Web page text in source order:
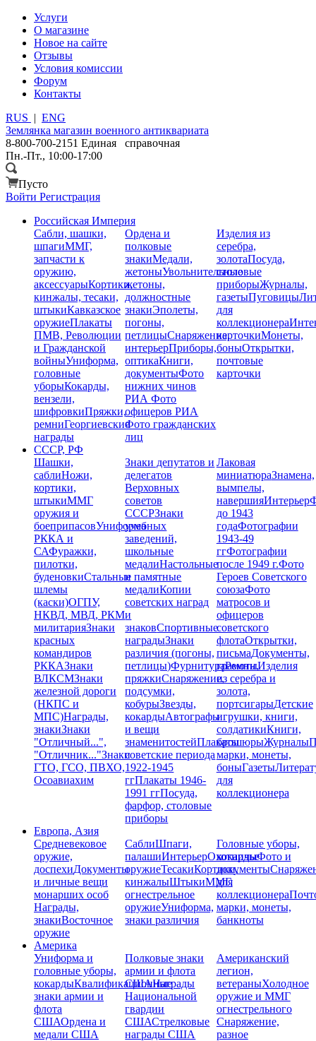
Услуги
О магазине
Новое на сайте
Отзывы
Условия комиссии
Форум
Контакты
RUS | ENG
Землянка магазин военного антиквариата
8-800-700-2151 Единая справочная
Пн.-Пт., 10:00-17:00
Пусто
Войти Регистрация
Российская Империя
Сабли, шашки,
шпагиММГ,
запчасти к
оружию,
аксессуарыКортики,
кинжалы, тесаки,
штыкиКавказское
оружиеПлакаты
ПМВ, Революции
и Гражданской
войныУниформа,
головные
уборыКокарды,
вензели,
шифровкиПряжки,
ремниГеоргиевские
награды
Ордена и
полковые
знакиМедали,
жетоныУвольнительные
жетоны,
должностные
знакиЭполеты,
погоны,
петлицыСнаряжение,
интерьерПриборы,
оптикаКниги,
документыФото
нижних чинов
РИАФото
офицеров РИА
Фото гражданских
лиц
Изделия из
серебра,
золотаПосуда,
столовые
приборыЖурналы,
газетыПуговицы
для
коллекционера
карточкиМонеты,
боныОткрытки,
почтовые
карточки
СССР, РФ
Шашки,
саблиНожи,
кортики,
штыкиММГ
оружия и
боеприпасовУниформа
РККА и
САФуражки,
пилотки,
буденовкиСтальные
шлемы
(каски)ОГПУ,
НКВД, МВД, РКМ
милитарияЗнаки
красных
командиров
РККАЗнаки
ВЛКСМЗнаки
железной дороги
(НКПС и
МПС)Награды,
знакиЗнаки
"Отличный...",
"Отличник..."Знаки
ГТО, ГСО, ПВХО,
Осоавиахим
Знаки депутатов и
делегатов
Верховных
советов
СССРЗнаки
учебных
заведений,
школьные
медалиНастольные
и памятные
медалиКопии
советских наград
и
знаковСпортивные
наградыЗнаки
различия (погоны,
петлицы)ФурнитураРемни,
пряжкиСнаряжение,
подсумки,
кобурыЗвезды,
кокардыАвтографы
и вещи
знаменитостейПлакаты
советские периода
1922-1945
ггПлакаты 1946-
1991 ггПосуда,
фарфор, столовые
приборы
Лаковая
миниатюраЗнамена,
вымпелы,
навершияИнтерьер
до 1943
годаФотографии
1943-49
ггФотографии
после 1949 г.Фото
Героев Советского
союзаФото
матросов и
офицеров
советского
флотаОткрытки,
письмаДокументы,
грамотыИзделия
из серебра и
золота,
портсигарыДетские
игрушки, книги,
солдатикиКниги,
брошюрыЖурналы
марки, монеты,
боныГазеты
для
коллекционера
Европа, Азия
Средневековое
оружие,
доспехиДокументы
и личные вещи
монарших особ
Награды,
знакиВосточное
оружие
СаблиШпаги,
палашиИнтерьерОхотничье
оружиеТесакиКортики,
кинжалыШтыкиММГ,
огнестрельное
оружиеУниформа,
знаки различия
Головные уборы,
кокардыФото и
документы
для
коллекционера
марки, монеты,
банкноты
Америка
Униформа и
головные уборы,
кокардыКвалификационные
знаки армии и
флота
СШАОрдена и
медали США
Полковые знаки
армии и флота
СШАНаграды
Национальной
гвардии
СШАСтрелковые
награды США
Американский
легион,
ветераныХолодное
оружие и ММГ
огнестрельного
Снаряжение,
разное